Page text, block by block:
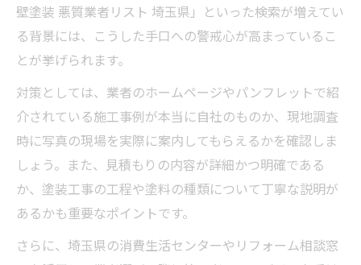
壁塗装 悪質業者リスト 埼玉県」といった検索が増えてい
る背景には、こうした手口への警戒心が高まっているこ
とが挙げられます。
対策としては、業者のホームページやパンフレットで紹
介されている施工事例が本当に自社のものか、現地調査
時に写真の現場を実際に案内してもらえるかを確認しま
しょう。また、見積もりの内容が詳細かつ明確である
か、塗装工事の工程や塗料の種類について丁寧な説明が
あるかも重要なポイントです。
さらに、埼玉県の消費生活センターやリフォーム相談窓